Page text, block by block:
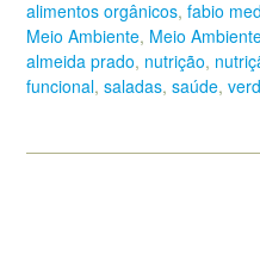
alimentos orgânicos, fabio
Meio Ambiente, Meio
almeida prado, nutrição,
funcional, saladas, saúde,